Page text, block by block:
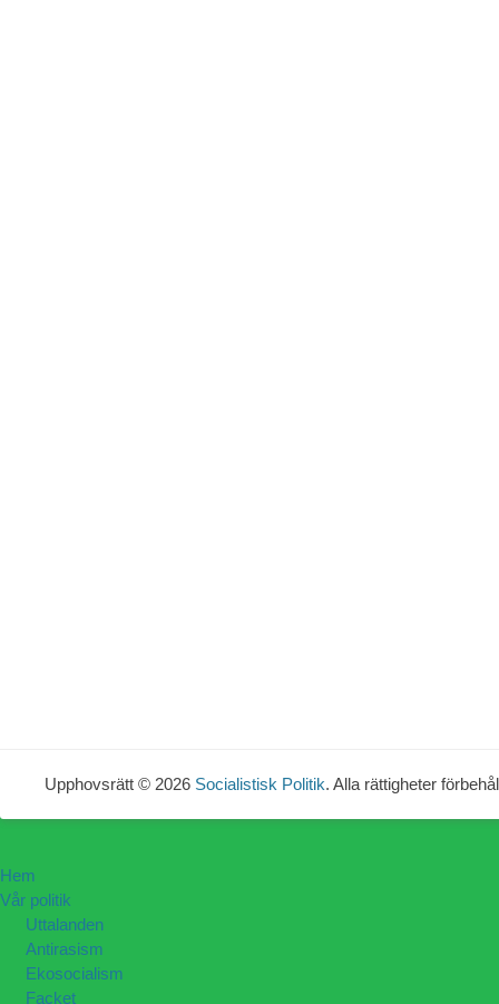
Upphovsrätt © 2026 Socialistisk Politik. Alla rättigheter
Hem
Vår politik
Uttalanden
Antirasism
Ekosocialism
Facket